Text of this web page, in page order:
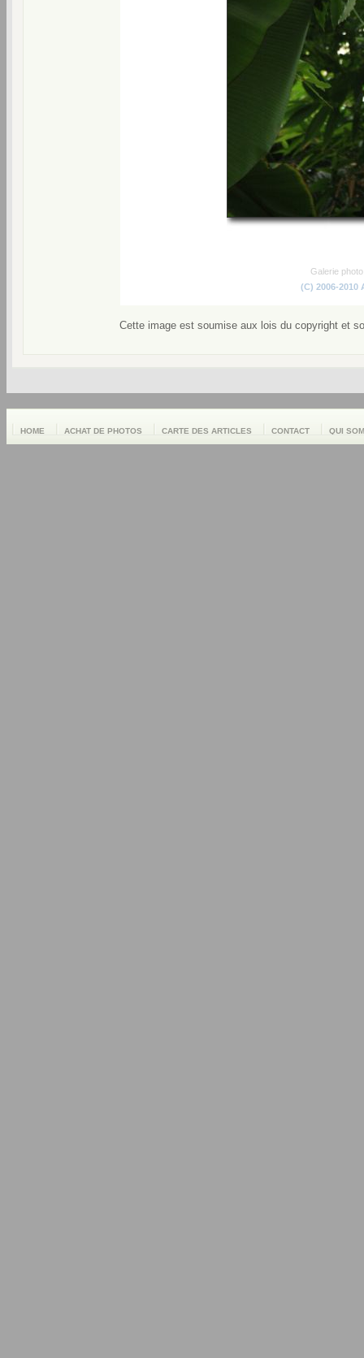
Galerie
(C) 2006-2010
Cette image est soumise aux lois du copyright et
HOME ACHAT DE PHOTOS CARTE DES ARTICLES CONTACT QUI